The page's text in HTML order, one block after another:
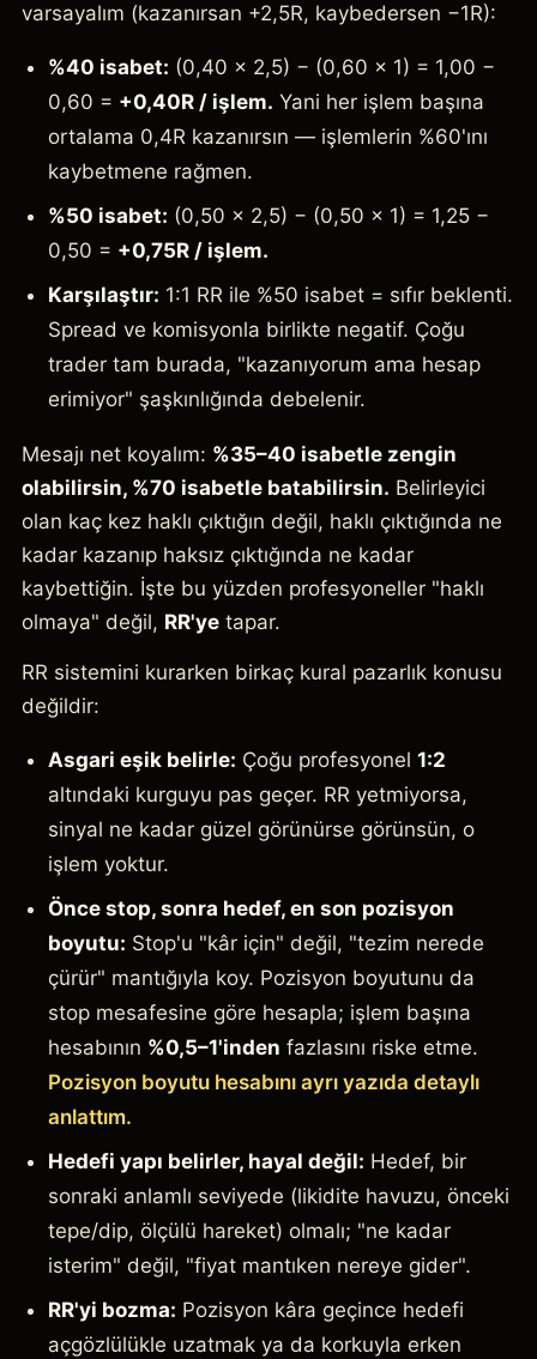
varsayalım (kazanırsan +2,5R, kaybedersen −1R):
%40 isabet: (0,40 × 2,5) − (0,60 × 1) = 1,00 −
0,60 = +0,40R / işlem. Yani her işlem başına
ortalama 0,4R kazanırsın — işlemlerin %60'ını
kaybetmene rağmen.
%50 isabet: (0,50 × 2,5) − (0,50 × 1) = 1,25 −
0,50 = +0,75R / işlem.
Karşılaştır: 1:1 RR ile %50 isabet = sıfır beklenti.
Spread ve komisyonla birlikte negatif. Çoğu
trader tam burada, "kazanıyorum ama hesap
erimiyor" şaşkınlığında debelenir.
Mesajı net koyalım: %35–40 isabetle zengin
olabilirsin, %70 isabetle batabilirsin. Belirleyici
olan kaç kez haklı çıktığın değil, haklı çıktığında ne
kadar kazanıp haksız çıktığında ne kadar
kaybettiğin. İşte bu yüzden profesyoneller "haklı
olmaya" değil, RR'ye tapar.
RR sistemini kurarken birkaç kural pazarlık konusu
değildir:
Asgari eşik belirle: Çoğu profesyonel 1:2
altındaki kurguyu pas geçer. RR yetmiyorsa,
sinyal ne kadar güzel görünürse görünsün, o
işlem yoktur.
Önce stop, sonra hedef, en son pozisyon
boyutu: Stop'u "kâr için" değil, "tezim nerede
çürür" mantığıyla koy. Pozisyon boyutunu da
stop mesafesine göre hesapla; işlem başına
hesabının %0,5–1'inden fazlasını riske etme.
Pozisyon boyutu hesabını ayrı yazıda detaylı
anlattım.
Hedefi yapı belirler, hayal değil: Hedef, bir
sonraki anlamlı seviyede (likidite havuzu, önceki
tepe/dip, ölçülü hareket) olmalı; "ne kadar
isterim" değil, "fiyat mantıken nereye gider".
RR'yi bozma: Pozisyon kâra geçince hedefi
açgözlülükle uzatmak ya da korkuyla erken